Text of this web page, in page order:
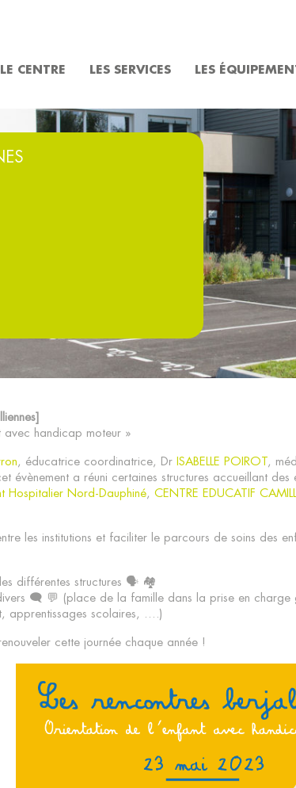
LE CENTRE LES SERVICES LES
avec handicap moteur »
, éducatrice coordinatrice, Dr ISABELLE POIROT ,
évènement a réuni certaines structures accueillant
Hospitalier Nord-Dauphiné, CENTRE EDUCATIF
les institutions et faciliter le parcours de soins des
différentes structures 🗣 🏘
🗨 💬 (place de la famille dans la prise en charge
apprentissages scolaires, ….)
cette journée chaque année !